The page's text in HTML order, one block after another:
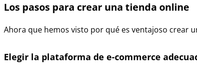
Los pasos para crear una tienda online
Ahora que hemos visto por qué es ventajoso crear
Elegir la plataforma de e-commerce